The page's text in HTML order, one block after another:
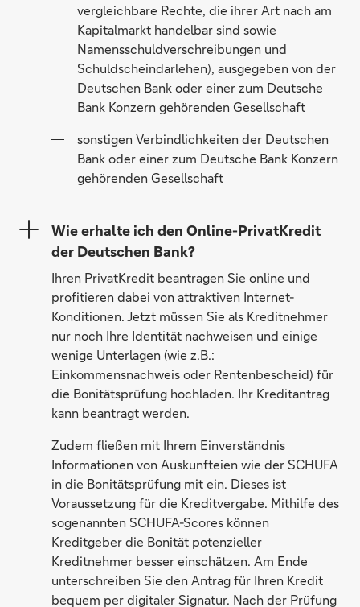
vergleichbare Rechte, die ihrer Art nach am
Kapitalmarkt handelbar sind sowie
Namensschuldverschreibungen und
Schuldscheindarlehen), ausgegeben von der
Deutschen Bank oder einer zum Deutsche
Bank Konzern gehörenden Gesellschaft
sonstigen Verbindlichkeiten der Deutschen
Bank oder einer zum Deutsche Bank Konzern
gehörenden Gesellschaft
Wie erhalte ich den Online-PrivatKredit
der Deutschen Bank?
Ihren PrivatKredit beantragen Sie online und
profitieren dabei von attraktiven Internet-
Konditionen. Jetzt müssen Sie als Kreditnehmer
nur noch Ihre Identität nachweisen und einige
wenige Unterlagen (wie z.B.:
Einkommensnachweis oder Rentenbescheid) für
die Bonitätsprüfung hochladen. Ihr Kreditantrag
kann beantragt werden.
Zudem fließen mit Ihrem Einverständnis
Informationen von Auskunfteien wie der SCHUFA
in die Bonitätsprüfung mit ein. Dieses ist
Voraussetzung für die Kreditvergabe. Mithilfe des
sogenannten SCHUFA-Scores können
Kreditgeber die Bonität potenzieller
Kreditnehmer besser einschätzen. Am Ende
unterschreiben Sie den Antrag für Ihren Kredit
bequem per digitaler Signatur. Nach der Prüfung